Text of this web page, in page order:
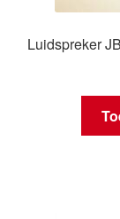
Luidspreker